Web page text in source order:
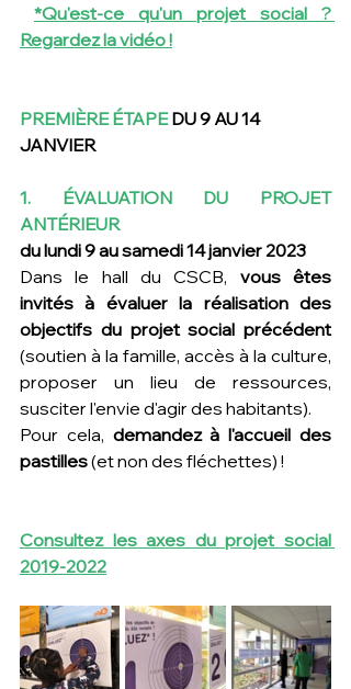
*Qu'est-ce qu'un projet social ?
Regardez la vidéo !
PREMIÈRE ÉTAPE DU 9 AU 14
JANVIER
1. ÉVALUATION DU PROJET
ANTÉRIEUR
du lundi 9 au samedi 14 janvier 2023
Dans le hall du CSCB, vous êtes
invités à évaluer la réalisation des
(soutien à la famille, accès à la culture,
proposer un lieu de ressources,
susciter l'envie d'agir des habitants).
Pour cela, demandez à l'accueil des
pastilles (et non des fléchettes) !
Consultez les axes du projet social
2019-2022